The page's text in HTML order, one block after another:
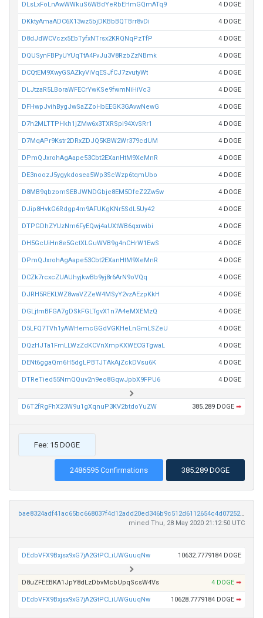
DLsLxFoLnAwWWkuS6WBdYeRbEHmGQmATq9 4 DOGE
DKktyAmaADC6X13wz5bjDKBbBQTBrr8vDi 4 DOGE
D8dJdWCVczx5EbTyfxNTrsx2KRQNqPzTfP 4 DOGE
DQUSynFBPyUYUqTtA4FvJu3V8RzbZzNBmk 4 DOGE
DCQtEM9XwyGSAZkyViVqESJfCJ7zvutyWt 4 DOGE
DLJtzaR5LBoraWFECrYwKSe9fwmNiHiVc3 4 DOGE
DFHwpJvihBygJwSaZZoHbEEGK3GAvwNewG 4 DOGE
D7h2MLTTPHkh1jZMw6x3TXRSpi94XvSRr1 4 DOGE
D7MqAPr9Kstr2DRxZDJQ5KBW2Wr379cdUM 4 DOGE
DPmQJxrohAgAape53Cbt2EXanHtM9XeMnR 4 DOGE
DE3noozJ5ygykdosea5Wp3ScWzp6tqmUbo 4 DOGE
D8MB9qbzomSEBJWNDGbje8EM5DfeZ2Zw5w 4 DOGE
DJip8HvkG6Rdgp4m9AFUKgKNr5SdL5Uy42 4 DOGE
DTPGDhZYUzNm6FyEQwj4aUXtWB6qxrwibi 4 DOGE
DH5GcUiHn8e5GctXLGuWVB9g4nCHrW1EwS 4 DOGE
DPmQJxrohAgAape53Cbt2EXanHtM9XeMnR 4 DOGE
DCZk7rcxcZUAUhyjkwBb9yj8r6ArN9oVQq 4 DOGE
DJRH5REKLWZ8waVZZeW4MSyY2vzAEzpKkH 4 DOGE
DGLjtmBFGA7gDSkFGLTgvX1n7A4eMXEMzQ 4 DOGE
D5LFQ7TVh1yAWHemcGGdVGKHeLnGmLSZeU 4 DOGE
DQzHJTa1FmLLWzZdKCVnXmpKXWECGTgwaL 4 DOGE
DENt6ggaQm6H5dgLPBTJTAkAjZckDVsu6K 4 DOGE
DTReTied55NmQQuv2n9eo8GqwJpbX9FPU6 4 DOGE
D6T2fRgFhX23W9u1gXqnuP3KV2btdoYuZW 385.289 DOGE ➡
Fee: 15 DOGE
2486595 Confirmations 385.289 DOGE
bae8324adf41ac65bc668037f4d12add20ed346b9c512d6112654c4d0725231b
mined Thu, 28 May 2020 21:12:50 UTC
DEdbVFX9Bxjsx9xG7jA2GtPCLiUWGuuqNw 10632.7779184 DOGE
D8uZFEEBKA1JpY8dLzDbvMcbUpqScsW4Vs 4 DOGE ➡
DEdbVFX9Bxjsx9xG7jA2GtPCLiUWGuuqNw 10628.7779184 DOGE ➡